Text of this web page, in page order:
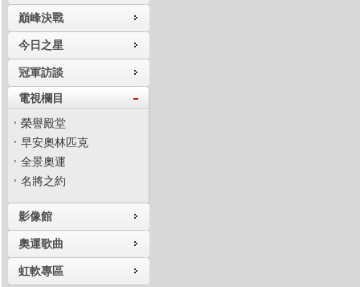
巔峰決戰
今日之星
冠軍訪談
電視欄目
榮譽殿堂
早安奧林匹克
全景奧運
名將之約
影像館
奧運歌曲
虹軟專區